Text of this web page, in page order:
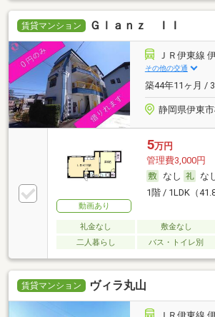
賃貸マンション Ｇｌａｎｚ ＩＩ
ＪＲ伊東線
その他の交通
築44年11ヶ月 /
静岡県伊東
動画あり
5万円
管理費3,000円
なし
な
1階 / 1LDK（
礼金なし 敷金なし
二人暮らし
バス・トイレ別
賃貸マンション ヴィラ丸山